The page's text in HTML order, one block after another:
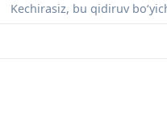
Kechirasiz, bu qidiruv